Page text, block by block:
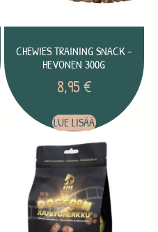
CHEWIES TRAINING SNACK –
HEVONEN 300G
8,95€
LUE LISÄÄ